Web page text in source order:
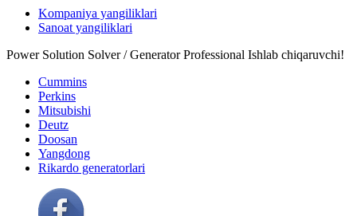
Kompaniya yangiliklari
Sanoat yangiliklari
Power Solution Solver / Generator Professional Ishlab chiqaruvchi!
Cummins
Perkins
Mitsubishi
Deutz
Doosan
Yangdong
Rikardo generatorlari